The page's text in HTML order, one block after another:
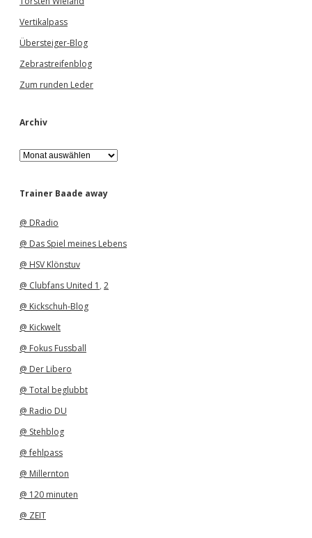
Vertikalpass
Übersteiger-Blog
Zebrastreifenblog
Zum runden Leder
Archiv
A
r
h
Trainer Baade away
@ DRadio
@ Das Spiel meines Lebens
@ HSV Klönstuv
@ Clubfans United 1 , 2
@ Kickschuh-Blog
@ Kickwelt
@ Fokus Fussball
@ Der Libero
@ Total beglubbt
@ Radio DU
@ Stehblog
@ fehlpass
@ Millernton
@ 120 minuten
@ ZEIT